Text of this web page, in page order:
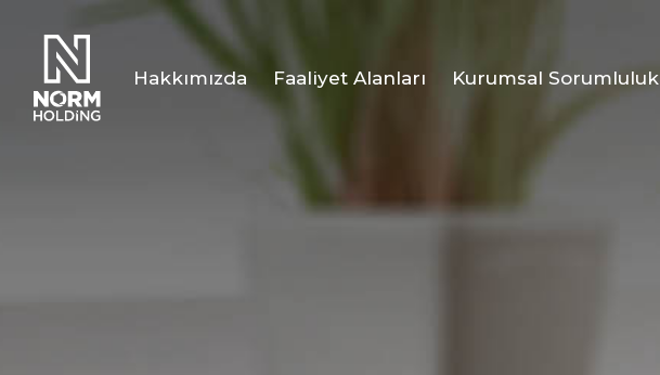
Hakkımızda Faaliyet Alanları Kurumsal Sorumluluk